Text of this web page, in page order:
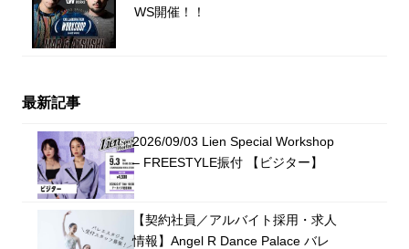
WS開催！！
最新記事
2026/09/03 Lien Special Workshop
– FREESTYLE振付 【ビジター】
【契約社員／アルバイト採用・求人
情報】Angel R Dance Palace バレ